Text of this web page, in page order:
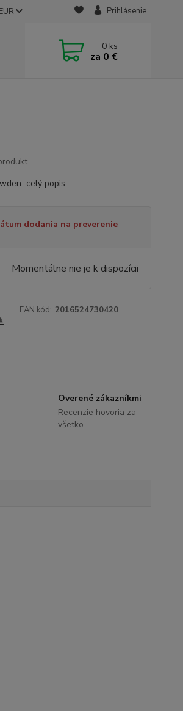
EUR Prihlásenie
0 ks
za 0 €
celý popis
dodania na preverenie
Momentálne nie je k dispozícii
EAN kód: 2016524730420
Overené zákazníkmi
Recenzie hovoria za
všetko